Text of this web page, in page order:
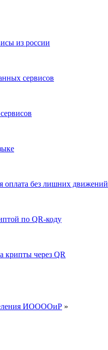
из россии
сервисов
оплата без лишних движений
по QR-коду
крипты через QR
ИООООиР »